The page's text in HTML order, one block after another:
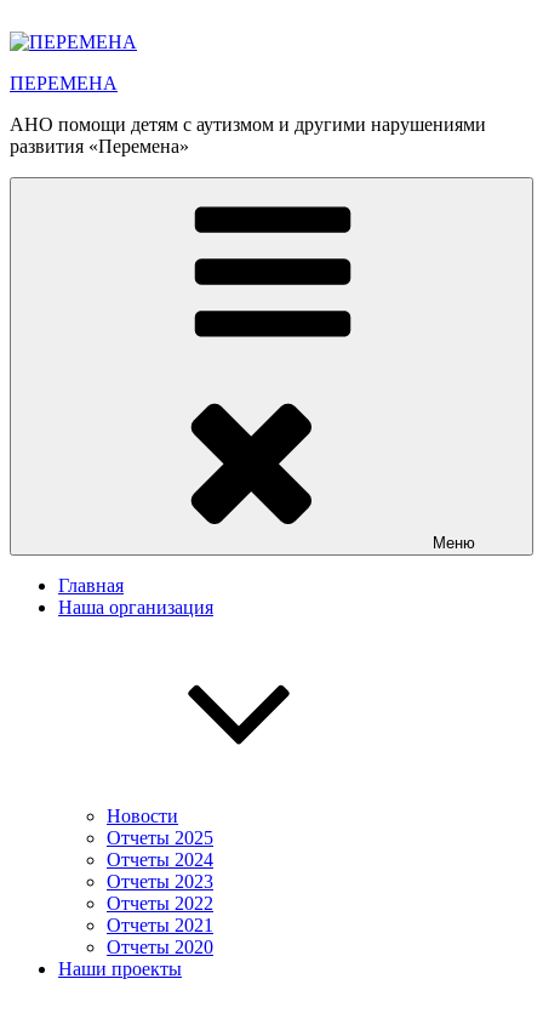
к
ПЕРЕМЕНА
АНО помощи детям с аутизмом и другими нарушениями
развития «Перемена»
Меню
Главная
Наша организация
Новости
Отчеты 2025
Отчеты 2024
Отчеты 2023
Отчеты 2022
Отчеты 2021
Отчеты 2020
Наши проекты